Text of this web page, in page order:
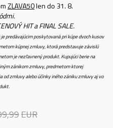
ZLAVA50len do 31. 8.
HIT a FINAL SALE.
predávajúcim poskytovaná pri kúpe dvoch kusov
kúpnej zmluvy, ktorá predstavuje závislú
je nezľavnený produkt. Kupujúci berie na
zánikom zmluvy, predmetom ktorej
zmluvy alebo účinky iného zániku zmluvy aj vo
EUR